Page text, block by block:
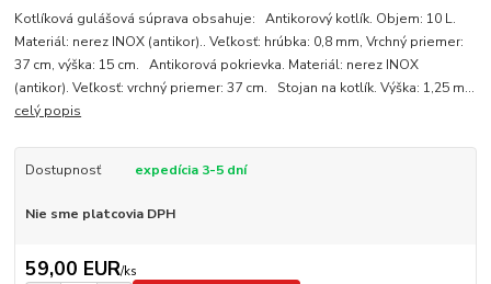
Kotlíková gulášová súprava obsahuje: Antikorový kotlík. Objem: 10 L.
Materiál: nerez INOX (antikor).. Veľkosť: hrúbka: 0,8 mm, Vrchný priemer:
37 cm, výška: 15 cm. Antikorová pokrievka. Materiál: nerez INOX
(antikor). Veľkosť: vrchný priemer: 37 cm. Stojan na kotlík. Výška: 1,25 m...
celý popis
Dostupnosť expedícia 3-5 dní
Nie sme platcovia DPH
59,00 EUR/ks